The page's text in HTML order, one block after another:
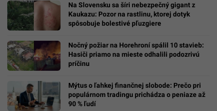
Na Slovensku sa šíri nebezpečný gigant z
Kaukazu: Pozor na rastlinu, ktorej dotyk
spôsobuje bolestivé pľuzgiere
Nočný požiar na Horehroní spálil 10 stavieb:
Hasiči priamo na mieste odhalili podozrivú
príčinu
Mýtus o ľahkej finančnej slobode: Prečo pri
populárnom tradingu prichádza o peniaze až
90 % ľudí